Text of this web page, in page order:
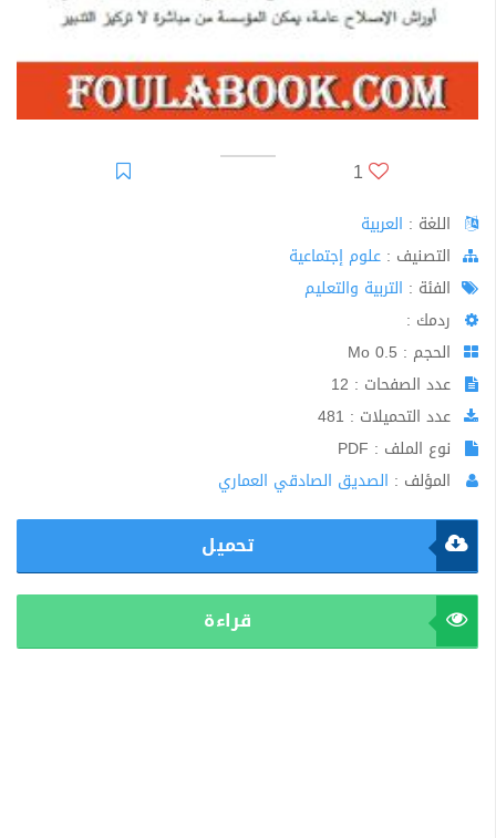
1
اللغة : العربية
اﻟﺘﺼﻨﻴﻒ : علوم إجتماعية
الفئة : التربية والتعليم
ردمك :
الحجم : 0.5 Mo
عدد الصفحات : 12
عدد التحميلات : 481
نوع الملف : PDF
المؤلف : الصديق الصادقي العماري
تحميل
قراءة